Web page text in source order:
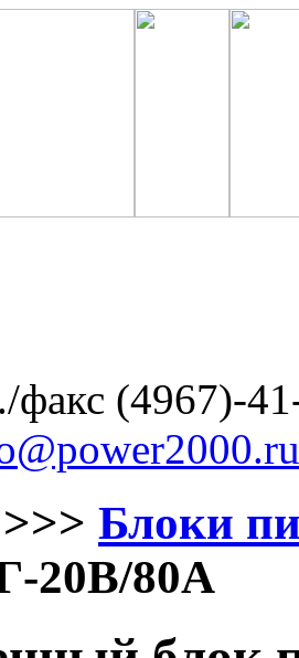
факс (4967)-
>>> Блоки
20В/80А